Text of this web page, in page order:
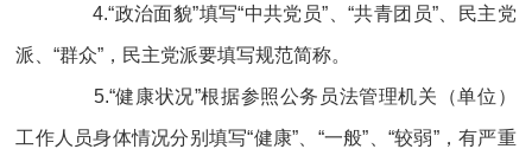
4.“政治面貌”填写“中共党员”、“共青团员”、民主党
派、“群众”，民主党派要填写规范简称。
5.“健康状况”根据参照公务员法管理机关（单位）
工作人员身体情况分别填写“健康”、“一般”、“较弱”，有严重